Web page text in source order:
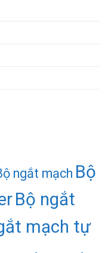
ngắt mạch Bộ
Bộ ngắt
mạch tự